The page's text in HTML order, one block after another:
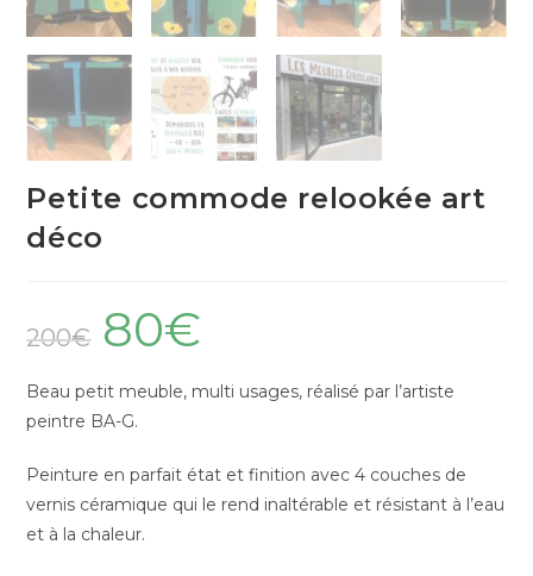
Petite commode relookée art
déco
200€ 80€
Beau petit meuble, multi usages, réalisé par l’artiste
peintre BA-G.
Peinture en parfait état et finition avec 4 couches de
vernis céramique qui le rend inaltérable et résistant à l’eau
et à la chaleur.